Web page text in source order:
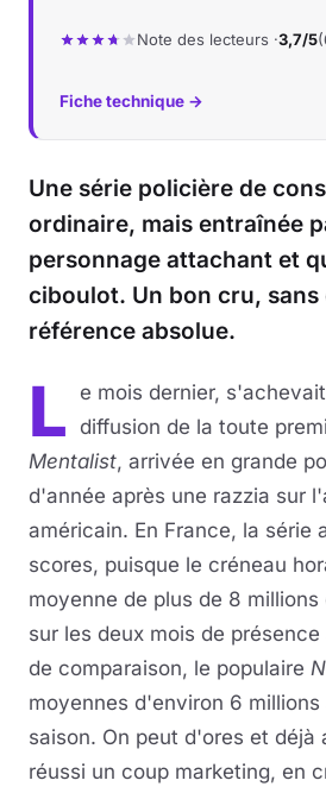
Note des lecteurs ·3,7/5
Fiche technique →
Une série policière de
ordinaire, mais entraînée
personnage attachant et
ciboulot. Un bon cru, sans
référence absolue.
L
e mois dernier,
diffusion de la toute
Mentalist, arrivée en grande
d'année après une razzia sur
américain. En France, la série
scores, puisque le créneau
moyenne de plus de 8
sur les deux mois de
de comparaison, le populaire
moyennes d'environ 6 millions
saison. On peut d'ores et déjà
réussi un coup marketing, en